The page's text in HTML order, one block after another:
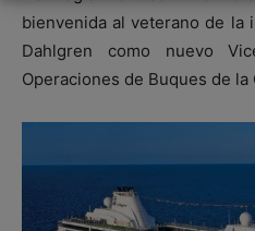
bienvenida al veterano de la
Dahlgren como nuevo
Operaciones de Buques de la